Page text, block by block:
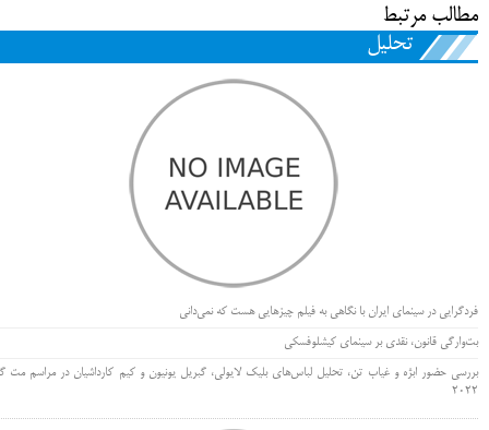
مطالب مرتبط
تحلیل
فردگرایی در سینمای ایران با نگاهی به فیلم چیزهایی هست که نمی‌دانی
بت‌وارگی قانون، نقدی بر سینمای کیشلوفسکی
بررسی حضور ابژه و غیاب تن، تحلیل لباس‌های بلیک لایولی، گبریل یونیون و کیم کارداشیان در مراسم مت
۲۰۲۲